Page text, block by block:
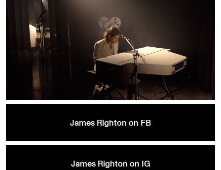
James Righton on FB
James Righton on IG